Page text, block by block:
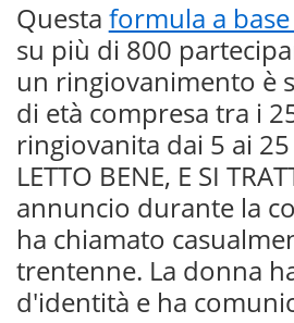
Questa formula a
su più di 800
un ringiovanimento è
di età compresa tra i
ringiovanita dai 5 ai
LETTO BENE, E SI
annuncio durante la
ha chiamato
trentenne. La donna
d'identità e ha